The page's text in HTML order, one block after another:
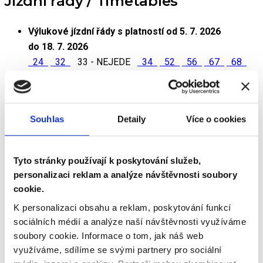
Souhlas Detaily Více o cookies
Tyto stránky používají k poskytování služeb,
personalizaci reklam a analýze návštěvnosti soubory
cookie.
K personalizaci obsahu a reklam, poskytování funkcí
sociálních médií a analýze naší návštěvnosti využíváme
soubory cookie. Informace o tom, jak náš web
využíváme, sdílíme se svými partnery pro sociální
Výlukové jízdní řády s platností od 5. 7. 2026
do 18. 7. 2026
24
32 33 - NEJEDE 34 52 56 67 68
Aktuálně platné jízdní řády
TRAMVAJE AUTOBUSY TROLEJBUSY
Orientační schéma zastávek
Sad B.Němcové - stanoviště zastávky
s platností od 5. 7. 2026 (výlukový stav)
Soubor PDF
Sad B.Němcové - stanoviště zastávky
s platností od 19. 7. 2026 (výlukový stav)
Soubor PDF Obrázek JPG